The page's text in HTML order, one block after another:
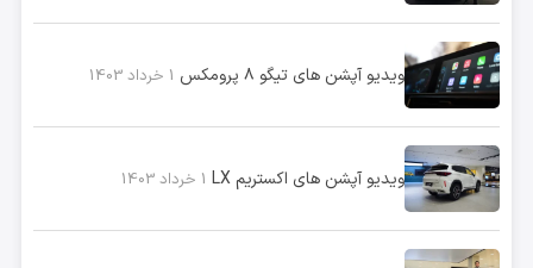
ویدیو آپشن های تیگو ۸ پرومکس 1 خرداد 1403
ویدیو آپشن های اکستریم LX 1 خرداد 1403